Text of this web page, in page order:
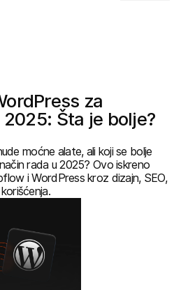
za
Šta je bolje?
moćne alate, ali koji se bolje
rada u 2025? Ovo iskreno
i WordPress kroz dizajn, SEO,